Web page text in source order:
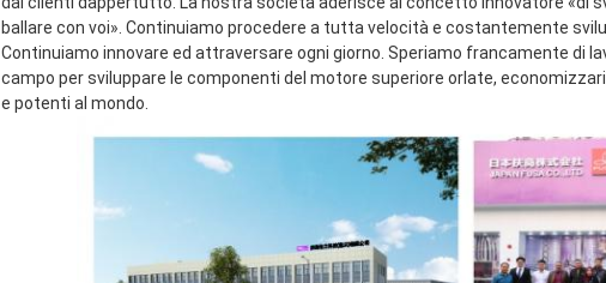
ballare con voi». Continuiamo procedere a tutta velocità e costantemente
Continuiamo innovare ed attraversare ogni giorno. Speriamo francamente di
campo per sviluppare le componenti del motore superiore orlate,
e potenti al mondo.